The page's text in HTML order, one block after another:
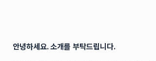
안녕하세요. 소개를 부탁드립니다.